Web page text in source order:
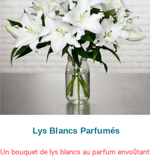
Lys Blancs Parfumés
Un bouquet de lys blancs au parfum envoûtant